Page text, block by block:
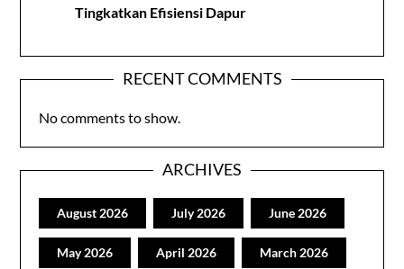
Tingkatkan Efisiensi Dapur
RECENT COMMENTS
No comments to show.
ARCHIVES
August 2026 July 2026 June 2026
May 2026 April 2026 March 2026